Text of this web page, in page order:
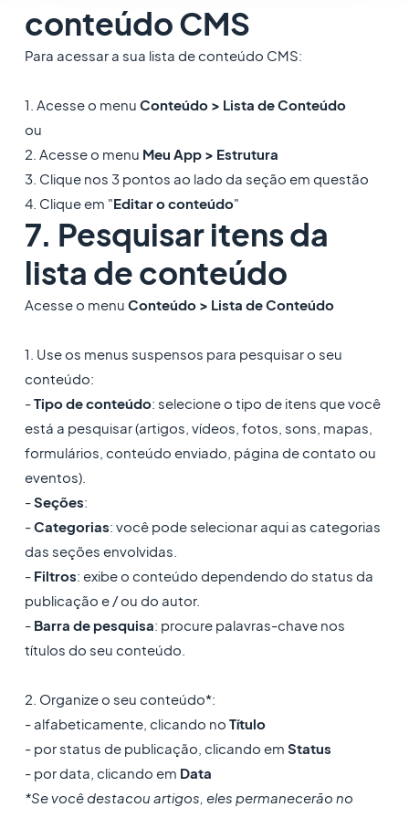
conteúdo CMS
Para acessar a sua lista de conteúdo CMS:
1. Acesse o menu Conteúdo > Lista de Conteúdo
ou
2. Acesse o menu Meu App > Estrutura
3. Clique nos 3 pontos ao lado da seção em questão
4. Clique em "Editar o conteúdo"
7. Pesquisar itens da
lista de conteúdo
Acesse o menu Conteúdo > Lista de Conteúdo
1. Use os menus suspensos para pesquisar o seu
conteúdo:
-Tipo de conteúdo: selecione o tipo de itens que você
está a pesquisar (artigos, vídeos, fotos, sons, mapas,
formulários, conteúdo enviado, página de contato ou
eventos).
-Seções:
-Categorias: você pode selecionar aqui as categorias
das seções envolvidas.
- Filtros: exibe o conteúdo dependendo do status da
publicação e / ou do autor.
- Barra de pesquisa: procure palavras-chave nos
títulos do seu conteúdo.
2. Organize o seu conteúdo*:
- alfabeticamente, clicando no Título
- por status de publicação, clicando em Status
- por data, clicando em Data
*Se você destacou artigos, eles permanecerão no